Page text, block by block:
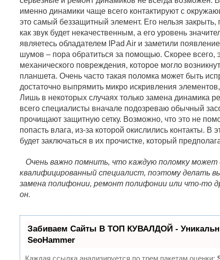
именно динамики чаще всего контактируют с
это самый беззащитный элемент. Его нельзя закрыть,
как звук будет некачественным, а его уровень
являетесь обладателем IPad Air и заметили
шумов – пора обратиться за помощью. Скорее всего,
механического повреждения, которое могло
планшета. Очень часто такая поломка может быть
достаточно выпрямить микро искривления
Лишь в некоторых случаях только замена динамика
всего специалисты вначале подозреваю обычный
прочищают защитную сетку. Возможно, что это не
попасть влага, из-за которой окислились контакты. В
будет заключаться в их прочистке, который
Очень важно помнить, что каждую поломку может
квалифицированный специалист, поэтому делать
замена полифонии, ремонт полифонии или что-то
он.
Забиваем Сайты В ТОП КУВАЛДОЙ -
SeoHammer
Каждая ссылка анализируется по трем пакетам оценки: